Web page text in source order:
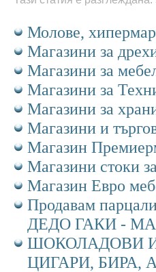
Молове,
Магазини за
Магазини за
Магазини за
Магазини за
Магазини и
Магазин
Магазини стоки
Магазин Евро
Продавам
ДЕДО ГАКИ -
ШОКОЛАДОВИ
ЦИГАРИ, БИРА,